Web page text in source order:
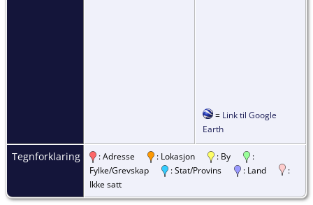
= Link til Google
Earth
Tegnforklaring : Adresse : Lokasjon : By
:
Fylke/Grevskap
: Stat/Provins : Land
:
Ikke satt